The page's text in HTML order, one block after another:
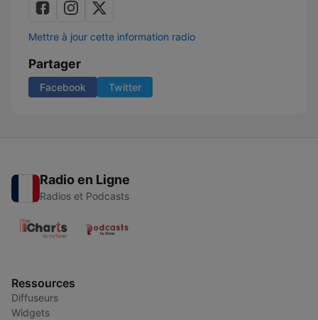
Mettre à jour cette information radio
Partager
Facebook Twitter
Radio en Ligne
Radios et Podcasts
Ressources
Diffuseurs
Widgets